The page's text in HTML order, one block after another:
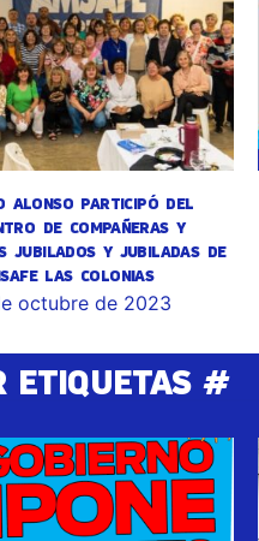
ALONSO PARTICIPÓ DEL
DE COMPAÑERAS Y
JUBILADOS Y JUBILADAS DE
LAS COLONIAS
octubre de 2023
ETIQUETAS #